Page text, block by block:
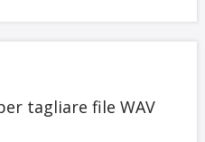
tagliare file WAV